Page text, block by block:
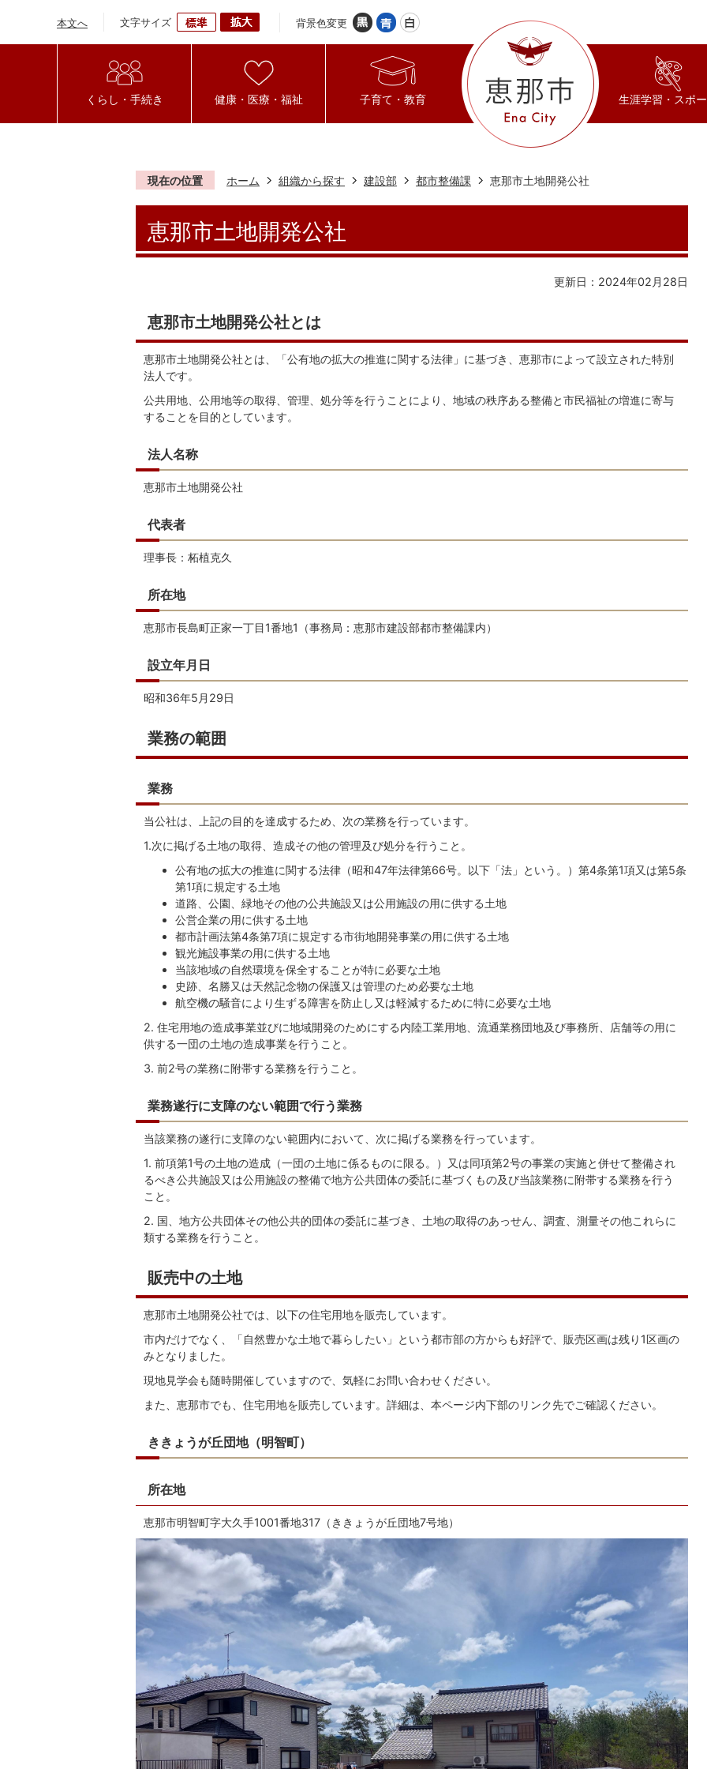
本文へ 文字サイズ 背景色変更
くらし・手続き 健康・医療・福祉 子育て・教育 生涯学習・スポ
現在の位置 ホーム 組織から探す 建設部 都市整備課 恵那市土地開発公社
恵那市土地開発公社
更新日：2024年02月28日
恵那市土地開発公社とは
恵那市土地開発公社とは、「公有地の拡大の推進に関する法律」に基づき、恵那市によって設立された特別
法人です。
公共用地、公用地等の取得、管理、処分等を行うことにより、地域の秩序ある整備と市民福祉の増進に寄与
することを目的としています。
法人名称
恵那市土地開発公社
代表者
理事長：柘植克久
所在地
恵那市長島町正家一丁目1番地1（事務局：恵那市建設部都市整備課内）
設立年月日
昭和36年5月29日
業務の範囲
業務
当公社は、上記の目的を達成するため、次の業務を行っています。
1.次に掲げる土地の取得、造成その他の管理及び処分を行うこと。
公有地の拡大の推進に関する法律（昭和47年法律第66号。以下「法」という。）第4条第1項又は第5条
第1項に規定する土地
道路、公園、緑地その他の公共施設又は公用施設の用に供する土地
公営企業の用に供する土地
都市計画法第4条第7項に規定する市街地開発事業の用に供する土地
観光施設事業の用に供する土地
当該地域の自然環境を保全することが特に必要な土地
史跡、名勝又は天然記念物の保護又は管理のため必要な土地
航空機の騒音により生ずる障害を防止し又は軽減するために特に必要な土地
2. 住宅用地の造成事業並びに地域開発のためにする内陸工業用地、流通業務団地及び事務所、店舗等の用に
供する一団の土地の造成事業を行うこと。
3. 前2号の業務に附帯する業務を行うこと。
業務遂行に支障のない範囲で行う業務
当該業務の遂行に支障のない範囲内において、次に掲げる業務を行っています。
1. 前項第1号の土地の造成（一団の土地に係るものに限る。）又は同項第2号の事業の実施と併せて整備され
るべき公共施設又は公用施設の整備で地方公共団体の委託に基づくもの及び当該業務に附帯する業務を行う
こと。
2. 国、地方公共団体その他公共的団体の委託に基づき、土地の取得のあっせん、調査、測量その他これらに
類する業務を行うこと。
販売中の土地
恵那市土地開発公社では、以下の住宅用地を販売しています。
市内だけでなく、「自然豊かな土地で暮らしたい」という都市部の方からも好評で、販売区画は残り1区画の
みとなりました。
現地見学会も随時開催していますので、気軽にお問い合わせください。
また、恵那市でも、住宅用地を販売しています。詳細は、本ページ内下部のリンク先でご確認ください。
ききょうが丘団地（明智町）
所在地
恵那市明智町字大久手1001番地317（ききょうが丘団地7号地）